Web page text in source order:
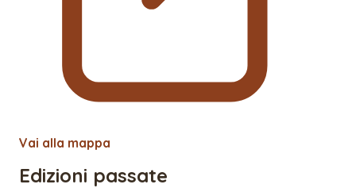
Vai alla mappa
Edizioni passate